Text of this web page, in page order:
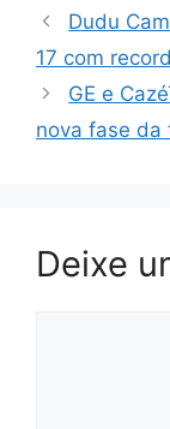
Dudu
17 com
GE e
nova fase da
Deixe